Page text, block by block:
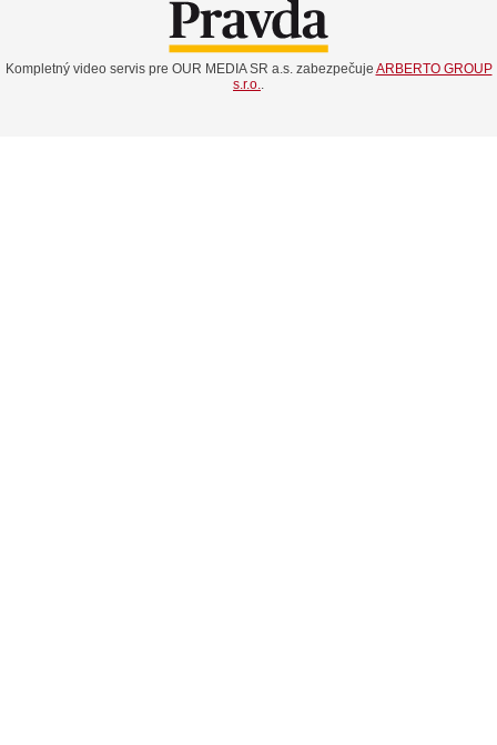
Kompletný video servis pre OUR MEDIA SR a.s. zabezpečuje ARBERTO GROUP
s.r.o..